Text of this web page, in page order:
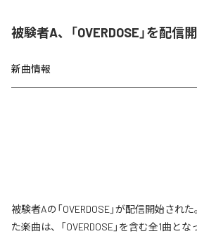
被験者A、「OVERDOSE」を配信
新曲情報
被験者Aの「OVERDOSE」が配信開始され
た楽曲は、「OVERDOSE」を含む全1曲とな